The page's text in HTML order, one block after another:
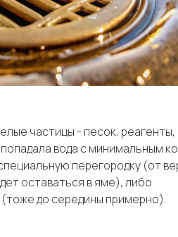
частицы - песок, реагенты,
вода с минимальным
перегородку (от
оставаться в яме), либо
(тоже до середины примерно).